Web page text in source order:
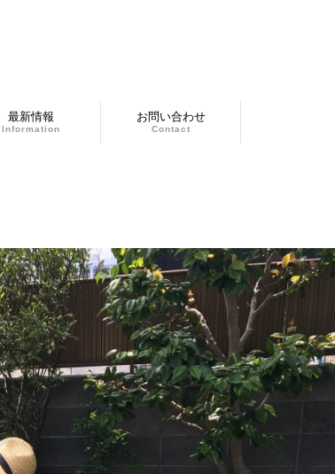
最新情報
Information
お問い合わせ
Contact